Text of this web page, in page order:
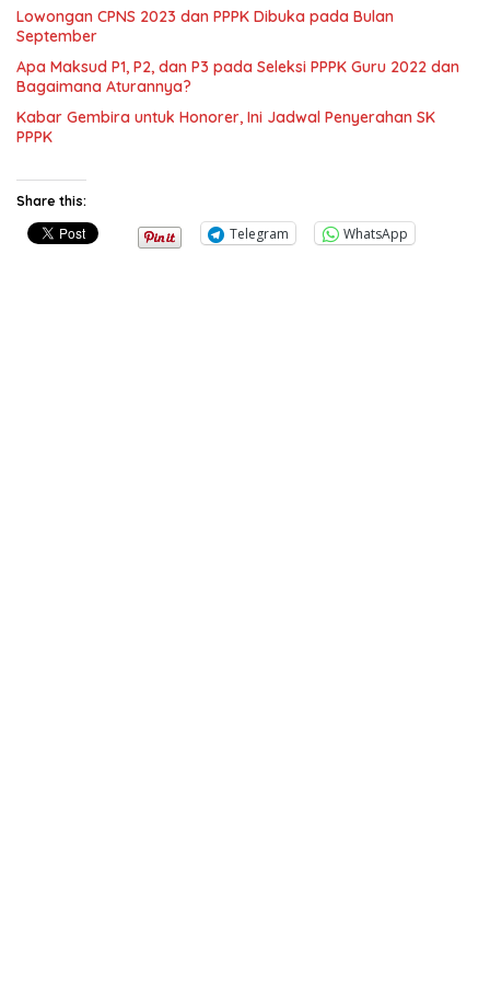
Lowongan CPNS 2023 dan PPPK Dibuka pada Bulan
September
Apa Maksud P1, P2, dan P3 pada Seleksi PPPK Guru 2022 dan
Bagaimana Aturannya?
Kabar Gembira untuk Honorer, Ini Jadwal Penyerahan SK
PPPK
Share this:
Telegram WhatsApp